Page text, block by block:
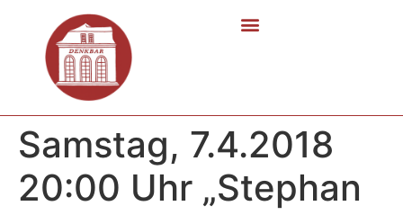
Samstag, 7.4.2018
20:00 Uhr „Stephan